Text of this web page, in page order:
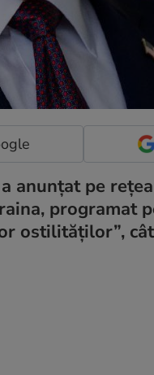
a anunțat pe
programat
ostilităților”,